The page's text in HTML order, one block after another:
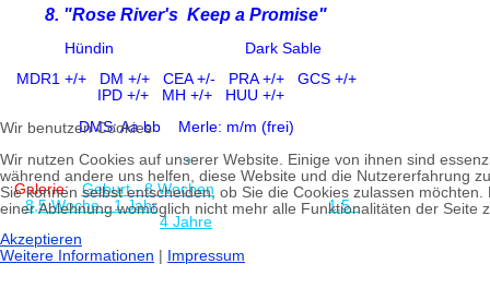
8. "Rose River's Keep a Promise"
Hündin Dark Sable
MDR1 +/+
DM +/+ CEA +/-
PRA +/+ GCS +/+
IPD +/+MH +/+ HUU +/+
DMS: Aa bbMerle: m/m (frei)
-
Galerie: Geburt - 8 Wochen
8,5 Woche - 1 Jahr
1,5 -
4 Jahre
Wir benutzen Cookies
Wir nutzen Cookies auf unserer Website. Einige von ihnen sind
während andere uns helfen, diese Website und die Nutzererfahrung
Sie können selbst entscheiden, ob Sie die Cookies zulassen
einer Ablehnung womöglich nicht mehr alle Funktionalitäten der Seite
Akzeptieren
Weitere Informationen
Impressum